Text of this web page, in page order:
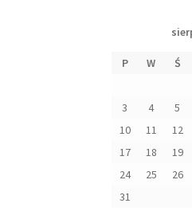
P W Ś
3
4 5
10
11 12
17
18 19
24
25 26
31